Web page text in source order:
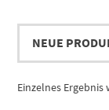
Einzelnes Ergebnis